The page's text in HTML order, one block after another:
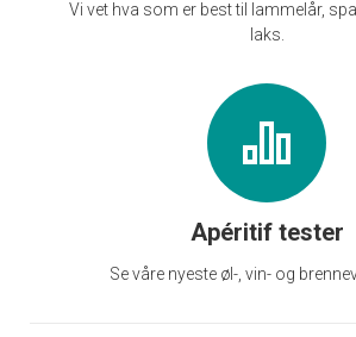
Vi vet hva som er best til lammelår,
laks.
Apéritif tester
Se våre nyeste øl-, vin- og